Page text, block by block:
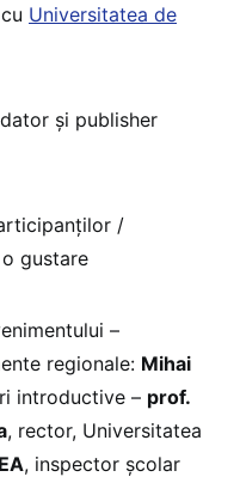
Universitatea de
și publisher
/
gustare
–
regionale: Mihai
introductive – prof.
, rector, Universitatea
, inspector școlar